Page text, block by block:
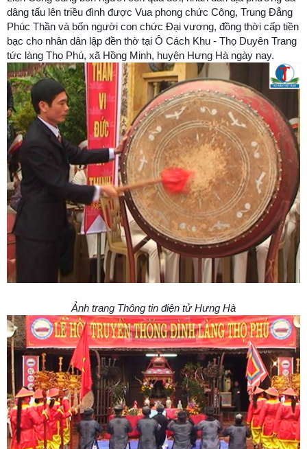
dâng tấu lên triều đình được Vua phong chức Công, Trung Đẳng
Phúc Thần và bốn người con chức Đại vương, đồng thời cấp tiền
bạc cho nhân dân lập đền thờ tại Ô Cách Khu - Thọ Duyên Trang
tức làng Thọ Phú, xã Hồng Minh, huyện Hưng Hà ngày nay.
Ảnh trang Thông tin điện tử Hưng Hà